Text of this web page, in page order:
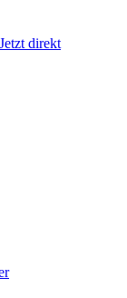
direkt